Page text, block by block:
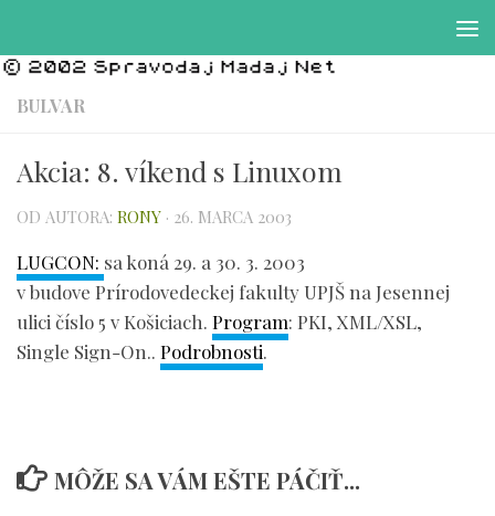
BULVAR
Akcia: 8. víkend s Linuxom
OD AUTORA: RONY · 26. MARCA 2003
LUGCON: sa koná 29. a 30. 3. 2003
v budove Prírodovedeckej fakulty UPJŠ na Jesennej
ulici číslo 5 v Košiciach. Program: PKI, XML/XSL,
Single Sign-On.. Podrobnosti.
MÔŽE SA VÁM EŠTE PÁČIŤ...